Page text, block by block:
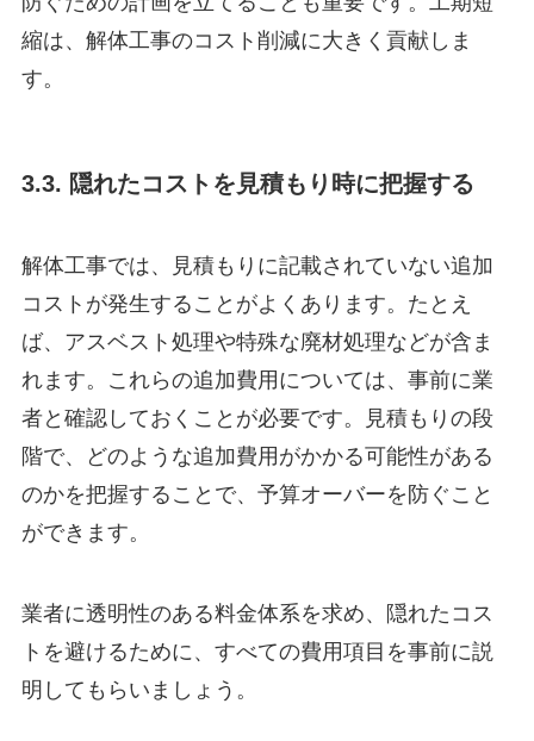
縮は、解体工事のコスト削減に大きく貢献しま
す。
3.3. 隠れたコストを見積もり時に把握する
解体工事では、見積もりに記載されていない追加
コストが発生することがよくあります。たとえ
ば、アスベスト処理や特殊な廃材処理などが含ま
れます。これらの追加費用については、事前に業
者と確認しておくことが必要です。見積もりの段
階で、どのような追加費用がかかる可能性がある
のかを把握することで、予算オーバーを防ぐこと
ができます。
業者に透明性のある料金体系を求め、隠れたコス
トを避けるために、すべての費用項目を事前に説
明してもらいましょう。